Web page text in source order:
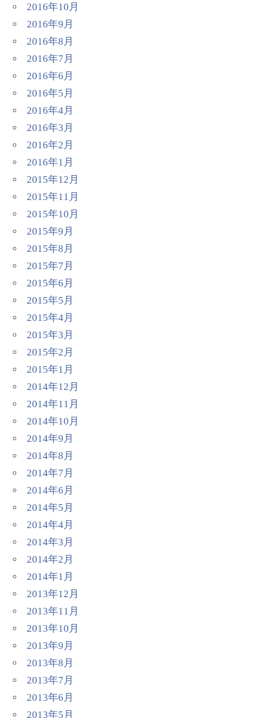
2016年10月
2016年9月
2016年8月
2016年7月
2016年6月
2016年5月
2016年4月
2016年3月
2016年2月
2016年1月
2015年12月
2015年11月
2015年10月
2015年9月
2015年8月
2015年7月
2015年6月
2015年5月
2015年4月
2015年3月
2015年2月
2015年1月
2014年12月
2014年11月
2014年10月
2014年9月
2014年8月
2014年7月
2014年6月
2014年5月
2014年4月
2014年3月
2014年2月
2014年1月
2013年12月
2013年11月
2013年10月
2013年9月
2013年8月
2013年7月
2013年6月
2013年5月